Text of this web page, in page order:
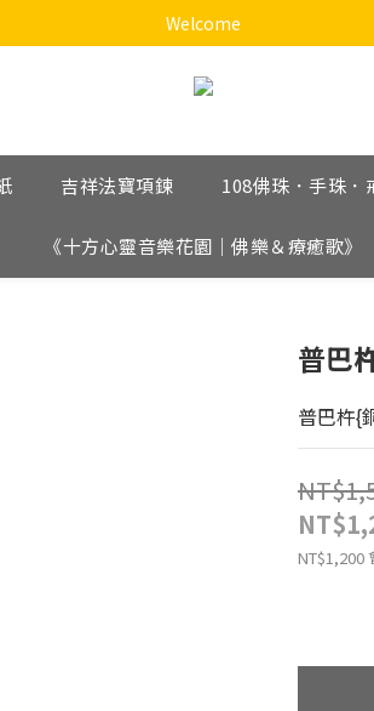
《十方心靈音樂花園》
Welcome
吉祥法寶項鍊 108佛珠．手珠．
《十方心靈音樂花園｜佛樂＆療癒歌》
普巴
普巴杵{
NT$1,200